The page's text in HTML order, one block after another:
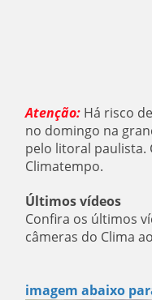
Atenção: Há risco
no domingo na
pelo litoral paulista.
Climatempo.
Últimos vídeos
Confira os últimos
câmeras do Clima
imagem abaixo